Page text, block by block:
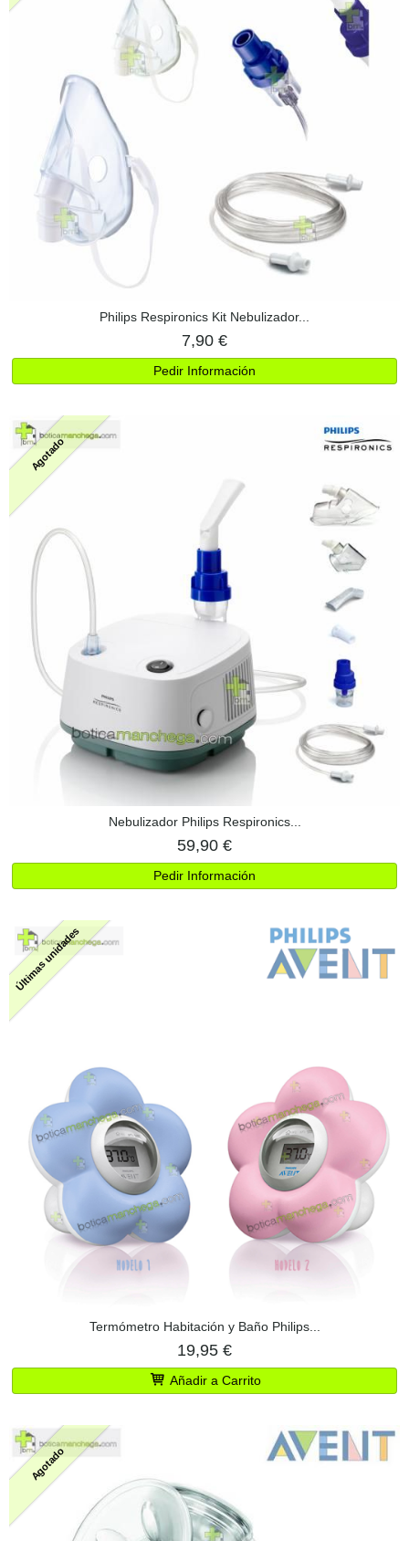
Philips Respironics Kit Nebulizador...
7,90 €
Pedir Información
Agotado
Nebulizador Philips Respironics...
59,90 €
Pedir Información
Últimas unidades
Termómetro Habitación y Baño Philips...
19,95 €
Añadir a Carrito
Agotado